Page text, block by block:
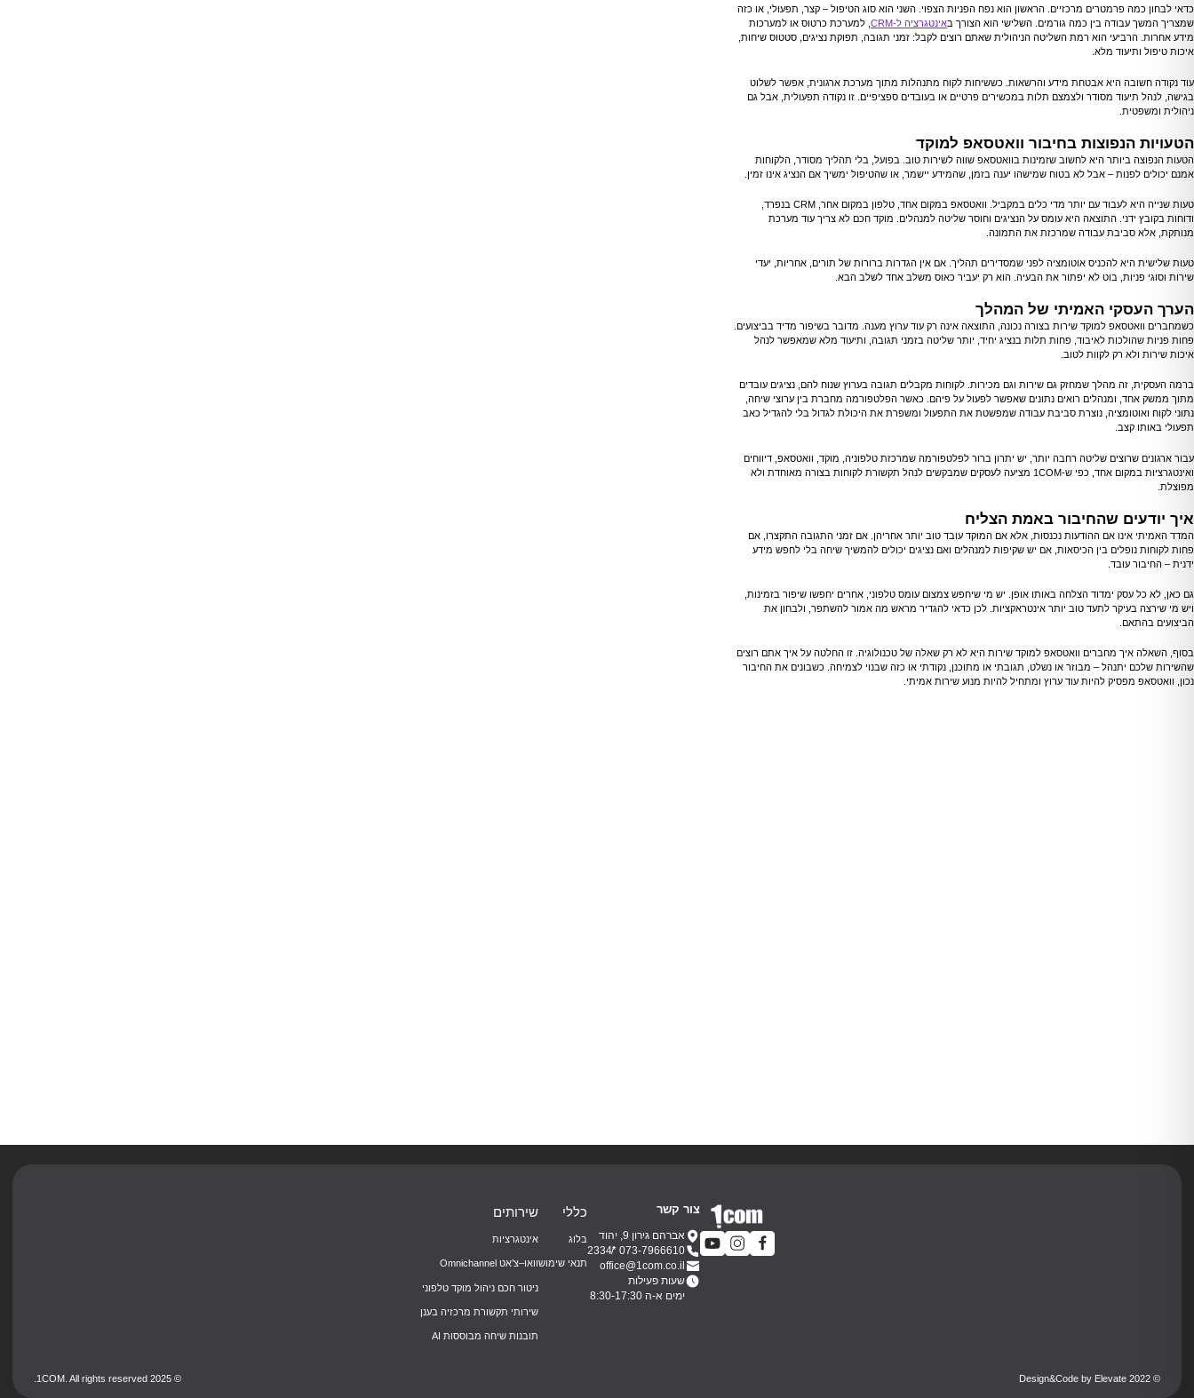
כדאי לבחון כמה פרמטרים מרכזיים. הראשון הוא נפח הפניות הצפוי. השני הוא סוג הטיפול – קצר, תפעולי, או כזה
שמצריך המשך עבודה בין כמה גורמים. השלישי הוא הצורך באינטגרציה ל-CRM
, למערכת כרטוס או למערכות
מידע אחרות. הרביעי הוא רמת השליטה הניהולית שאתם רוצים לקבל: זמני תגובה, תפוקת נציגים, סטטוס שיחות,
איכות טיפול ותיעוד מלא.
עוד נקודה חשובה היא אבטחת מידע והרשאות. כששיחות לקוח מתנהלות מתוך מערכת ארגונית, אפשר לשלוט
בגישה, לנהל תיעוד מסודר ולצמצם תלות במכשירים פרטיים או בעובדים ספציפיים. זו נקודה תפעולית, אבל גם
ניהולית ומשפטית.
הטעויות הנפוצות בחיבור וואטסאפ למוקד
הטעות הנפוצה ביותר היא לחשוב שזמינות בוואטסאפ שווה לשירות טוב. בפועל, בלי תהליך מסודר, הלקוחות
אמנם יכולים לפנות – אבל לא בטוח שמישהו יענה בזמן, שהמידע יישמר, או שהטיפול ימשיך אם הנציג אינו זמין.
טעות שנייה היא לעבוד עם יותר מדי כלים במקביל. וואטסאפ במקום אחד, טלפון במקום אחר, CRM בנפרד,
ודוחות בקובץ ידני. התוצאה היא עומס על הנציגים וחוסר שליטה למנהלים. מוקד חכם לא צריך עוד מערכת
מנותקת, אלא סביבת עבודה שמרכזת את התמונה.
טעות שלישית היא להכניס אוטומציה לפני שמסדירים תהליך. אם אין הגדרות ברורות של תורים, אחריות, יעדי
שירות וסוגי פניות, בוט לא יפתור את הבעיה. הוא רק יעביר כאוס משלב אחד לשלב הבא.
הערך העסקי האמיתי של המהלך
כשמחברים וואטסאפ למוקד שירות בצורה נכונה, התוצאה אינה רק עוד ערוץ מענה. מדובר בשיפור מדיד בביצועים.
פחות פניות שהולכות לאיבוד, פחות תלות בנציג יחיד, יותר שליטה בזמני תגובה, ותיעוד מלא שמאפשר לנהל
איכות שירות ולא רק לקוות לטוב.
ברמה העסקית, זה מהלך שמחזק גם שירות וגם מכירות. לקוחות מקבלים תגובה בערוץ שנוח להם, נציגים עובדים
מתוך ממשק אחד, ומנהלים רואים נתונים שאפשר לפעול על פיהם. כאשר הפלטפורמה מחברת בין ערוצי שיחה,
נתוני לקוח ואוטומציה, נוצרת סביבת עבודה שמפשטת את התפעול ומשפרת את היכולת לגדול בלי להגדיל כאב
תפעולי באותו קצב.
עבור ארגונים שרוצים שליטה רחבה יותר, יש יתרון ברור לפלטפורמה שמרכזת טלפוניה, מוקד, וואטסאפ, דיווחים
ואינטגרציות במקום אחד, כפי ש-1COM מציעה לעסקים שמבקשים לנהל תקשורת לקוחות בצורה מאוחדת ולא
מפוצלת.
איך יודעים שהחיבור באמת הצליח
המדד האמיתי אינו אם ההודעות נכנסות, אלא אם המוקד עובד טוב יותר אחריהן. אם זמני התגובה התקצרו, אם
פחות לקוחות נופלים בין הכיסאות, אם יש שקיפות למנהלים ואם נציגים יכולים להמשיך שיחה בלי לחפש מידע
ידנית – החיבור עובד.
גם כאן, לא כל עסק ימדוד הצלחה באותו אופן. יש מי שיחפש צמצום עומס טלפוני, אחרים יחפשו שיפור בזמינות,
ויש מי שירצה בעיקר לתעד טוב יותר אינטראקציות. לכן כדאי להגדיר מראש מה אמור להשתפר, ולבחון את
הביצועים בהתאם.
בסוף, השאלה איך מחברים וואטסאפ למוקד שירות היא לא רק שאלה של טכנולוגיה. זו החלטה על איך אתם רוצים
שהשירות שלכם יתנהל – מבוזר או נשלט, תגובתי או מתוכנן, נקודתי או כזה שבנוי לצמיחה. כשבונים את החיבור
נכון, וואטסאפ מפסיק להיות עוד ערוץ ומתחיל להיות מנוע שירות אמיתי.
צור קשר
אברהם גירון 9, יהוד
073-7966610
*2334
office@1com.co.il
שעות פעילות
ימים א-ה 8:30-17:30
כללי
בלוג
תנאי שימוש
שירותים
אינטגרציות
וואו–צ’אט Omnichannel
ניטור חכם ניהול מוקד טלפוני
שירותי תקשורת מרכזיה בענן
תובנות שיחה מבוססות AI
© 2022 Design&Code by Elevate
© 2025 1COM. All rights reserved.